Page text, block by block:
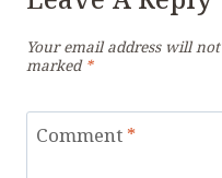
Your email address will
marked*
Comment*